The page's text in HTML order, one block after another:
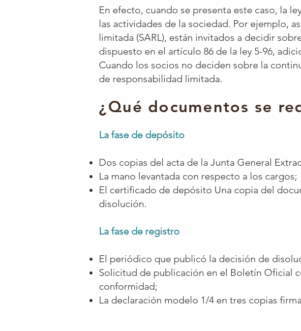
En efecto, cuando se presenta este caso, la
las actividades de la sociedad. Por ejemplo,
limitada (SARL), están invitados a decidir
dispuesto en el artículo 86 de la ley 5-96,
Cuando los socios no deciden sobre la
de responsabilidad limitada.
¿Qué documentos se
La fase de depósito
Dos copias del acta de la Junta General
La mano levantada con respecto a los cargos;
El certificado de depósito Una copia del
disolución.
La fase de registro
El periódico que publicó la decisión de
Solicitud de publicación en el Boletín Oficial
conformidad;
La declaración modelo 1/4 en tres copias